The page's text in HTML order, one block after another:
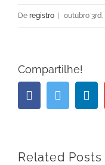
De registro outubro 3rd,
Compartilhe!
FacebookTwitter
Related Posts